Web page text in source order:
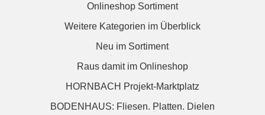
Onlineshop Sortiment
Weitere Kategorien im Überblick
Neu im Sortiment
Raus damit im Onlineshop
HORNBACH Projekt-Marktplatz
BODENHAUS: Fliesen. Platten. Dielen